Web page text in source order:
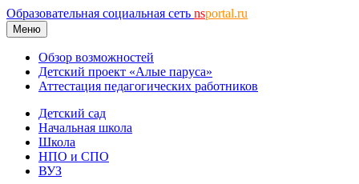
Образовательная социальная сеть nsportal.ru
Меню
Обзор возможностей
Детский проект «Алые паруса»
Аттестация педагогических работников
Детский сад
Начальная школа
Школа
НПО и СПО
ВУЗ